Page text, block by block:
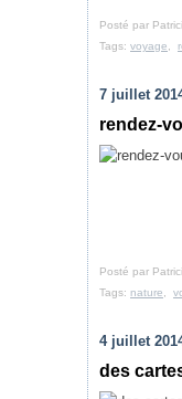
Posté par
Tags: voyage
7 juillet
rendez-
Posté par
Tags: nature
4 juillet
des